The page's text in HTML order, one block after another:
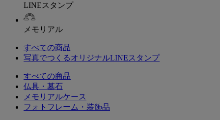
LINEスタンプ
メモリアル
すべての商品
写真でつくるオリジナルLINEスタンプ
すべての商品
仏具・墓石
メモリアルケース
フォトフレーム・装飾品